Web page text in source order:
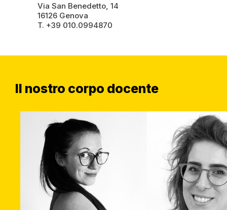
Via San Benedetto, 14
16126 Genova
T. +39 010.0994870
Il nostro corpo docente